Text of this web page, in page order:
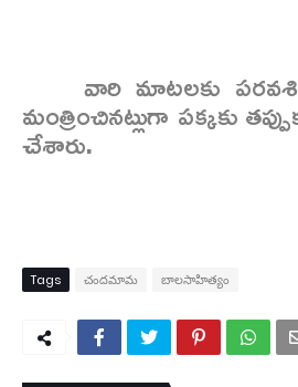
వారి మాటలకు
మంత్రించినట్లుగా పక్కకు
చేశారు.
Tags చందమామ బాలసాహిత్యం